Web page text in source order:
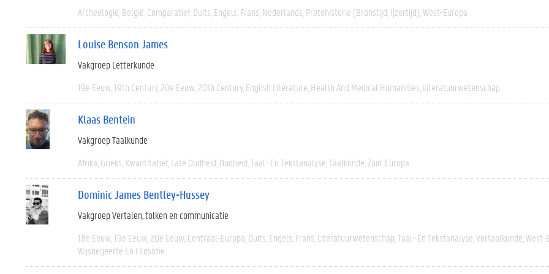
Archeologie België Comparatief Duits Engels Frans Nederlands Protohistorie (bronstijd, Ijzertijd) West-Europa
Louise Benson James
Vakgroep Letterkunde
19e Eeuw 19th Century 20e Eeuw 20th Century English Literature Health And Medical Humanities Literatuurwetenschap
Klaas Bentein
Vakgroep Taalkunde
Afrika Grieks Kwantitatief Late Oudheid Oudheid Taal- En Tekstanalyse Taalkunde Zuid-Europa
Dominic James Bentley-Hussey
Vakgroep Vertalen, tolken en communicatie
18e Eeuw 19e Eeuw 20e Eeuw Centraal-Europa Duits Engels Frans Literatuurwetenschap Taal- En Tekstanalyse Vertaalkunde West-
Wijsbegeerte En Filosofie